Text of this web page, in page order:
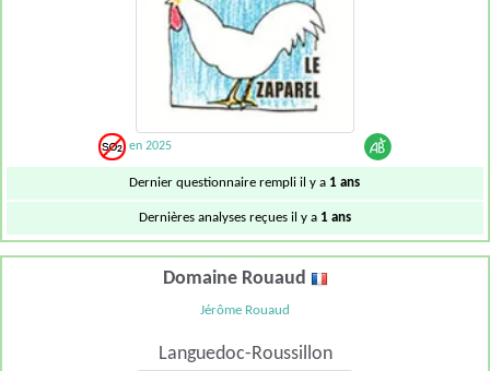
en 2025
Dernier questionnaire rempli il y a 1 ans
Dernières analyses reçues il y a 1 ans
Domaine Rouaud
Jérôme Rouaud
Languedoc-Roussillon